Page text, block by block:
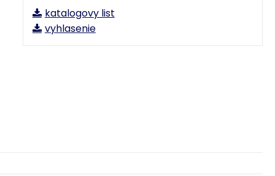
katalogovy list
vyhlasenie